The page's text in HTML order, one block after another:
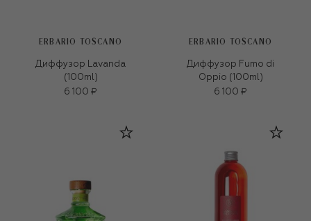
ERBARIO TOSCANO
Диффузор Lavanda
(100ml)
6 100 ₽
ERBARIO TOSCANO
Диффузор Fumo di
Oppio (100ml)
6 100 ₽